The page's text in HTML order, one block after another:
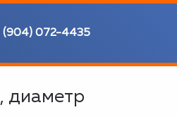
(904) 072-4435
диаметр